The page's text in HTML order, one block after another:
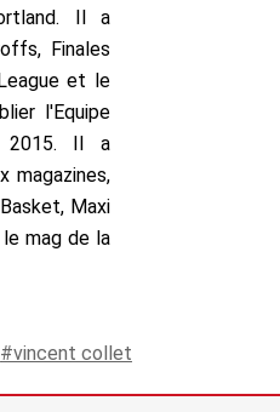
Il a
Finales
et le
l'Equipe
2015. Il a
magazines,
Maxi
mag de la
vincent collet